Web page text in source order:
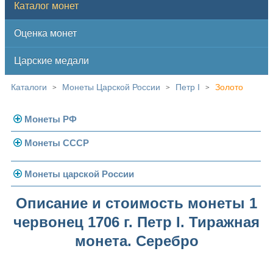
Каталог монет
Оценка монет
Царские медали
Каталоги > Монеты Царской России > Петр I > Золото
Монеты РФ
Современная Россия
Монеты 1991-1993 гг.
Монеты СССР
Погодовка СССР
Монеты 1958 года
Золотые червонцы
Памятные и юбилейные
Монеты царской России
Николай II (1894-1917)
Золото
Александр III (1881-1894)
Александр II (1855-1881)
Описание и стоимость монеты 1
червонец 1706 г. Петр I. Тиражная
монета. Серебро